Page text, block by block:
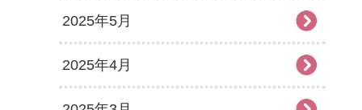
2025年5月
2025年4月